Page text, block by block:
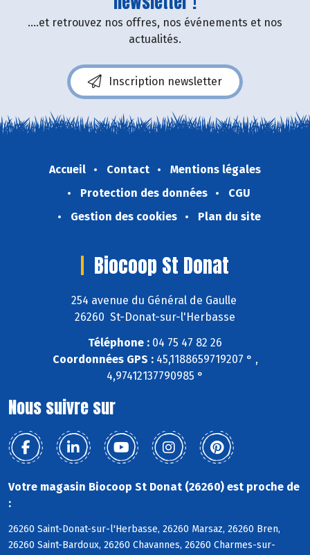
....et retrouvez nos offres, nos événements et nos
actualités.
Inscription newsletter
Accueil Contact
Mentions légales
Protection des données
CGU
Gestion des cookies
Plan du site
Biocoop St Donat
254 avenue du Général de Gaulle
26260 St-Donat-sur-l'Herbasse
Téléphone : 04 75 47 82 26
Coordonnées GPS :45,1188659719207 ° ,
4,97412137790985 °
Nous suivre sur
Votre magasin Biocoop St Donat (26260) est proche de
:
26260 Saint-Donat-sur-l'Herbasse, 26260 Marsaz, 26260 Bren,
26260 Saint-Bardoux, 26260 Chavannes, 26260 Charmes-sur-